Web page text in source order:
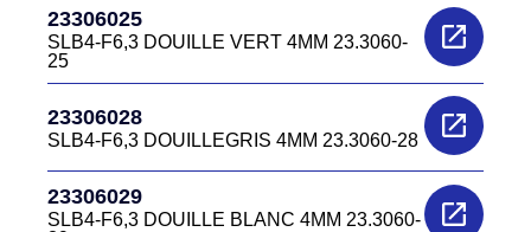
23306025
SLB4-F6,3 DOUILLE VERT 4MM 23.3060-
25
23306028
SLB4-F6,3 DOUILLEGRIS 4MM 23.3060-28
23306029
SLB4-F6,3 DOUILLE BLANC 4MM 23.3060-